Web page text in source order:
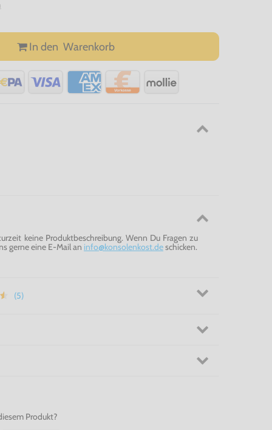
In den Warenkorb
keine Produktbeschreibung. Wenn Du Fragen zu
gerne eine E-Mail an info@konsolenkost.deschicken.
(5)
Produkt?